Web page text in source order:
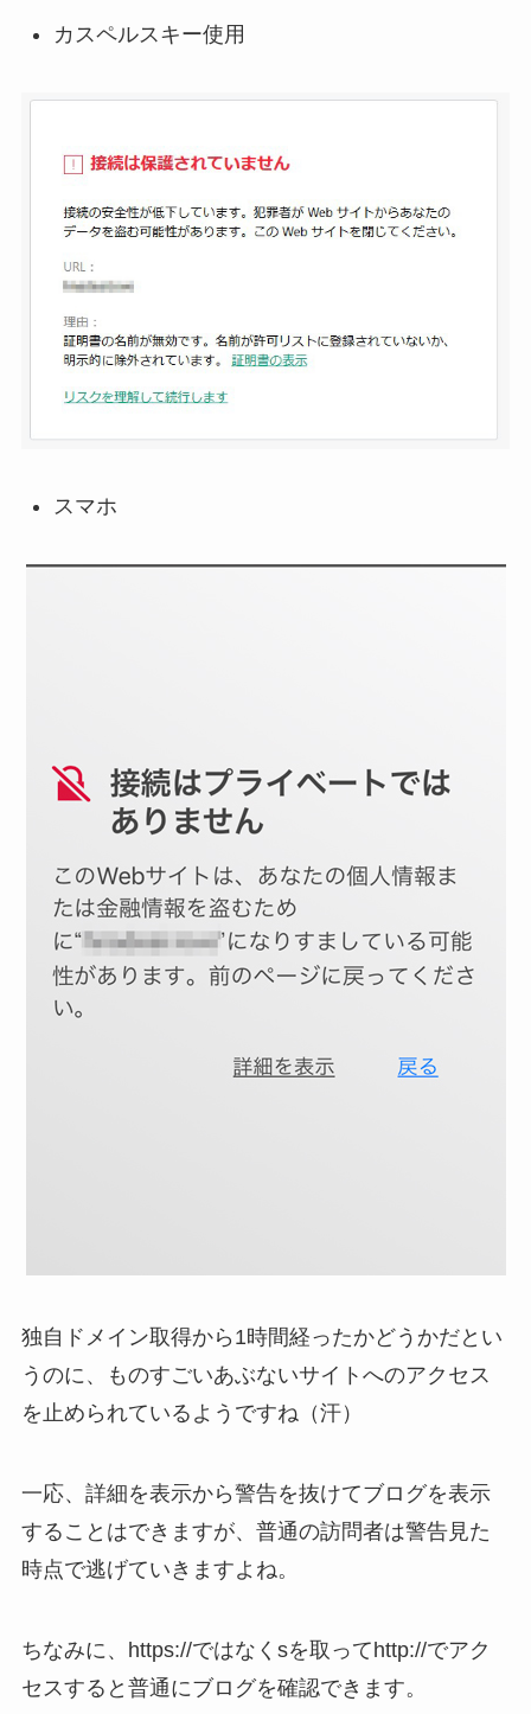
カスペルスキー使用
スマホ
独自ドメイン取得から1時間経ったかどうかだとい
うのに、ものすごいあぶないサイトへのアクセス
を止められているようですね（汗）
一応、詳細を表示から警告を抜けてブログを表示
することはできますが、普通の訪問者は警告見た
時点で逃げていきますよね。
ちなみに、https://ではなくsを取ってhttp://でアク
セスすると普通にブログを確認できます。